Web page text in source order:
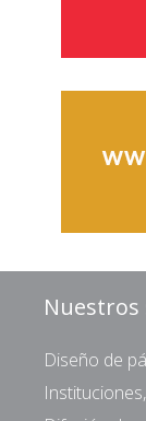
Nuestros
Diseño de